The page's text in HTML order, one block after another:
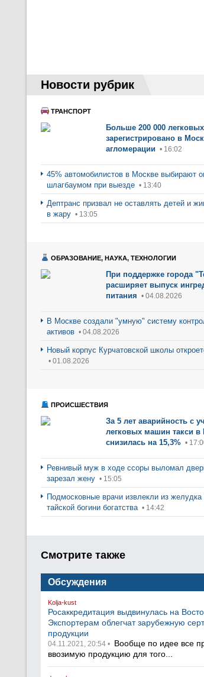
Новости рубрик
ТРАНСПОРТ
Больше 200 000
зарегистрировано в
агломерации • 16:02
45% автомобилистов в Москве выбирают
шлагбаумом при выезде • 13:40
Дептранс призвал не оставлять детей и
в жару • 13:05
ОБРАЗОВАНИЕ, НАУКА, ТЕХНОЛОГИИ
При поддержке города
расширяет выпуск
питания • 04.08.2026
В Москве создали "умную" систему
активов • 04.08.2026
Новый корпус Курчатовской школы
• 01.08.2026
ПРОИСШЕСТВИЯ
За 5 лет аварийность с
легковых машин такси в
снизилась на 15,3% •
Ревнивый муж в ходе ссоры выломал
зарезал жену • 15:05
Подмосковные врачи извлекли из желудка
тайской богини богатства • 14:42
Смотрите также
Обсуждения
Kolja-kust
Росаккредитация выдвинулась на
Экспортерам облегчат зарубежную
продукции
04.11.2021, 20:54 • Вообще по идее все
ввозимую продукцию для того...